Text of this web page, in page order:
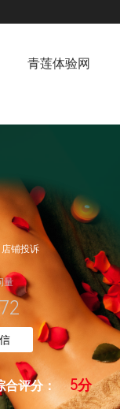
青莲体验网
店铺投诉
量
评分： 5分